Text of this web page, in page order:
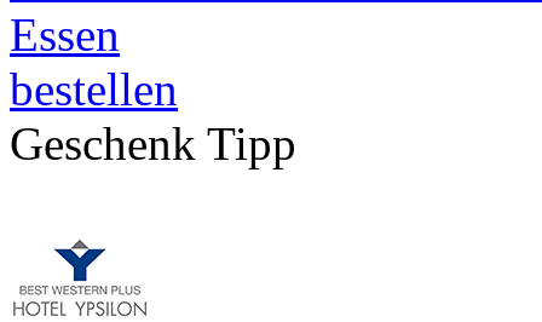
Essen
bestellen
Geschenk Tipp